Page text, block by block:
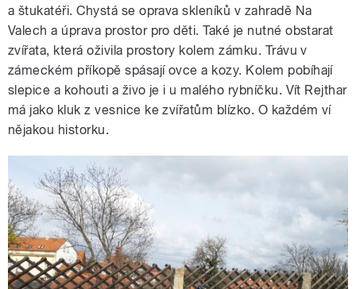
a štukatéři. Chystá se oprava skleníků v zahradě Na
Valech a úprava prostor pro děti. Také je nutné obstarat
zvířata, která oživila prostory kolem zámku. Trávu v
zámeckém příkopě spásají ovce a kozy. Kolem pobíhají
slepice a kohouti a živo je i u malého rybníčku. Vít Rejthar
má jako kluk z vesnice ke zvířatům blízko. O každém ví
nějakou historku.